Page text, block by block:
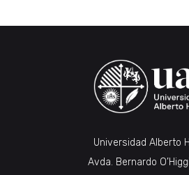
Universidad Alberto
Avda. Bernardo